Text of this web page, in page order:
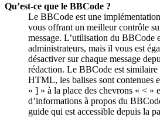
Qu’est-ce que le BBCode ?
Le BBCode est une
vous offrant un meilleur contrôle
message. L’utilisation du BBCode
administrateurs, mais il vous est
désactiver sur chaque message
rédaction. Le BBCode est similaire
HTML, les balises sont contenues
« ] » à la place des chevrons « < »
d’informations à propos du
guide qui est accessible depuis la